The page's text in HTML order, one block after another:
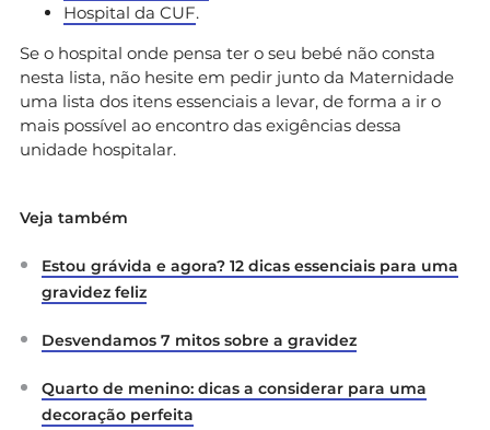
Hospital da CUF.
Se o hospital onde pensa ter o seu bebé não consta
nesta lista, não hesite em pedir junto da Maternidade
uma lista dos itens essenciais a levar, de forma a ir o
mais possível ao encontro das exigências dessa
unidade hospitalar.
Veja também
Estou grávida e agora? 12 dicas essenciais para uma
gravidez feliz
Desvendamos 7 mitos sobre a gravidez
Quarto de menino: dicas a considerar para uma
decoração perfeita